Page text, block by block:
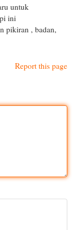
untuk
ini
pikiran , badan,
Report this page